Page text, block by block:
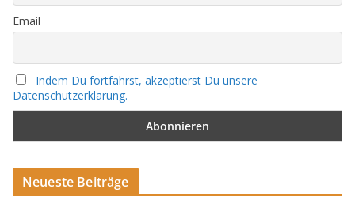
Email
Indem Du fortfährst, akzeptierst Du unsere
Datenschutzerklärung.
Neueste Beiträge